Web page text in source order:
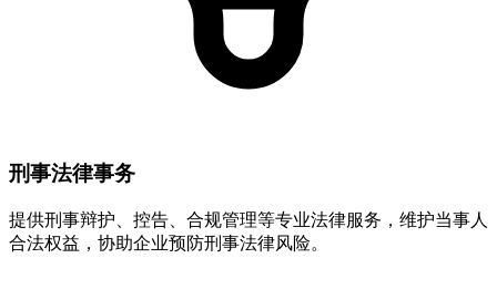
刑事法律事务
提供刑事辩护、控告、合规管理等专业法律服务，维护当事人
合法权益，协助企业预防刑事法律风险。